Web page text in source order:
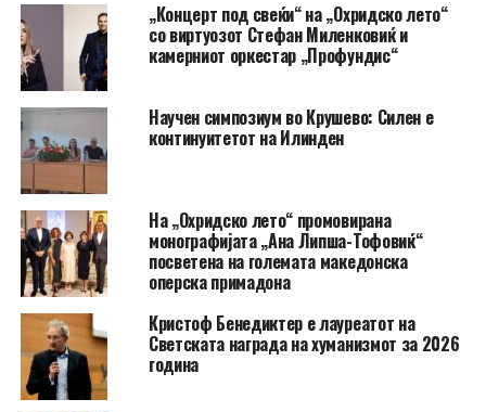
„Концерт под свеќи“ на „Охридско лето“
со виртуозот Стефан Миленковиќ и
камерниот оркестар „Профундис“
Научен симпозиум во Крушево: Силен е
континуитетот на Илинден
На „Охридско лето“ промовирана
монографијата „Ана Липша-Тофовиќ“
посветена на големата македонска
оперска примадона
Кристоф Бенедиктер е лауреатот на
Светската награда на хуманизмот за 2026
година